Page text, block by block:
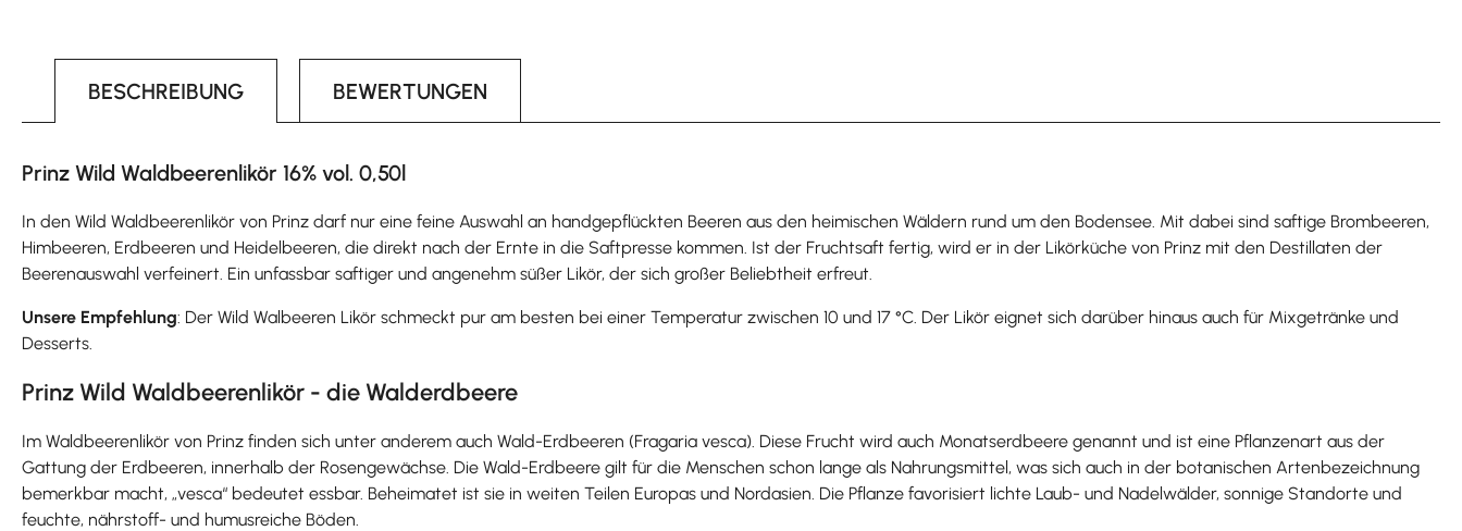
BESCHREIBUNG BEWERTUNGEN
Prinz Wild Waldbeerenlikör 16% vol. 0,50l
In den Wild Waldbeerenlikör von Prinz darf nur eine feine Auswahl an handgepflückten Beeren aus den heimischen Wäldern rund um den Bodensee. Mit dabei sind saftige Brombeeren,
Himbeeren, Erdbeeren und Heidelbeeren, die direkt nach der Ernte in die Saftpresse kommen. Ist der Fruchtsaft fertig, wird er in der Likörküche von Prinz mit den Destillaten der
Beerenauswahl verfeinert. Ein unfassbar saftiger und angenehm süßer Likör, der sich großer Beliebtheit erfreut.
Unsere Empfehlung: Der Wild Walbeeren Likör schmeckt pur am besten bei einer Temperatur zwischen 10 und 17 °C. Der Likör eignet sich darüber hinaus auch für Mixgetränke und
Desserts.
Prinz Wild Waldbeerenlikör - die Walderdbeere
Im Waldbeerenlikör von Prinz finden sich unter anderem auch Wald-Erdbeeren (Fragaria vesca). Diese Frucht wird auch Monatserdbeere genannt und ist eine Pflanzenart aus der
Gattung der Erdbeeren, innerhalb der Rosengewächse. Die Wald-Erdbeere gilt für die Menschen schon lange als Nahrungsmittel, was sich auch in der botanischen Artenbezeichnung
bemerkbar macht, „vesca“ bedeutet essbar. Beheimatet ist sie in weiten Teilen Europas und Nordasien. Die Pflanze favorisiert lichte Laub- und Nadelwälder, sonnige Standorte und
feuchte, nährstoff- und humusreiche Böden.